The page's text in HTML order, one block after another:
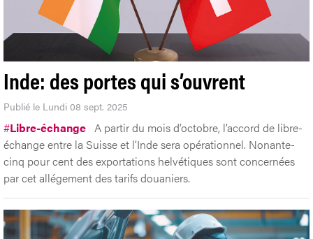
Inde: des portes qui s’ouvrent
Publié le Lundi 08 sept. 2025
#Libre-échange A partir du mois d’octobre, l’accord de libre-
échange entre la Suisse et l’Inde sera opérationnel. Nonante-
cinq pour cent des exportations helvétiques sont concernées
par cet allégement des tarifs douaniers.